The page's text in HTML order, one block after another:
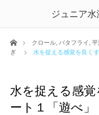
ジュニア
ホームクロール, バタフライ ,
ぎ
水を捉える感覚を良く
水を捉える感
ート１「遊べ」